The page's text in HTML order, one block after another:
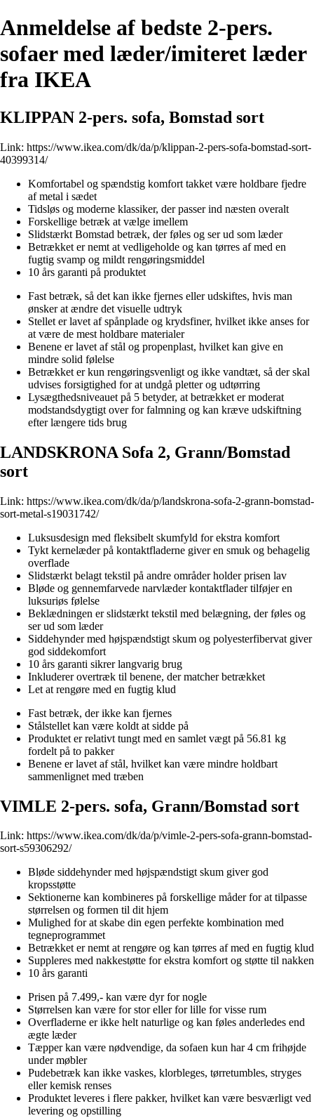
Anmeldelse af bedste 2-pers.
sofaer med læder/imiteret læder
fra IKEA
KLIPPAN 2-pers. sofa, Bomstad sort
Link: https://www.ikea.com/dk/da/p/klippan-2-pers-sofa-bomstad-sort-
40399314/
Komfortabel og spændstig komfort takket være holdbare fjedre
af metal i sædet
Tidsløs og moderne klassiker, der passer ind næsten overalt
Forskellige betræk at vælge imellem
Slidstærkt Bomstad betræk, der føles og ser ud som læder
Betrækket er nemt at vedligeholde og kan tørres af med en
fugtig svamp og mildt rengøringsmiddel
10 års garanti på produktet
Fast betræk, så det kan ikke fjernes eller udskiftes, hvis man
ønsker at ændre det visuelle udtryk
Stellet er lavet af spånplade og krydsfiner, hvilket ikke anses for
at være de mest holdbare materialer
Benene er lavet af stål og propenplast, hvilket kan give en
mindre solid følelse
Betrækket er kun rengøringsvenligt og ikke vandtæt, så der skal
udvises forsigtighed for at undgå pletter og udtørring
Lysægthedsniveauet på 5 betyder, at betrækket er moderat
modstandsdygtigt over for falmning og kan kræve udskiftning
efter længere tids brug
LANDSKRONA Sofa 2, Grann/Bomstad
sort
Link: https://www.ikea.com/dk/da/p/landskrona-sofa-2-grann-bomstad-
sort-metal-s19031742/
Luksusdesign med fleksibelt skumfyld for ekstra komfort
Tykt kernelæder på kontaktfladerne giver en smuk og behagelig
overflade
Slidstærkt belagt tekstil på andre områder holder prisen lav
Bløde og gennemfarvede narvlæder kontaktflader tilføjer en
luksuriøs følelse
Beklædningen er slidstærkt tekstil med belægning, der føles og
ser ud som læder
Siddehynder med højspændstigt skum og polyesterfibervat giver
god siddekomfort
10 års garanti sikrer langvarig brug
Inkluderer overtræk til benene, der matcher betrækket
Let at rengøre med en fugtig klud
Fast betræk, der ikke kan fjernes
Stålstellet kan være koldt at sidde på
Produktet er relativt tungt med en samlet vægt på 56.81 kg
fordelt på to pakker
Benene er lavet af stål, hvilket kan være mindre holdbart
sammenlignet med træben
VIMLE 2-pers. sofa, Grann/Bomstad sort
Link: https://www.ikea.com/dk/da/p/vimle-2-pers-sofa-grann-bomstad-
sort-s59306292/
Bløde siddehynder med højspændstigt skum giver god
kropsstøtte
Sektionerne kan kombineres på forskellige måder for at tilpasse
størrelsen og formen til dit hjem
Mulighed for at skabe din egen perfekte kombination med
tegneprogrammet
Betrækket er nemt at rengøre og kan tørres af med en fugtig klud
Suppleres med nakkestøtte for ekstra komfort og støtte til nakken
10 års garanti
Prisen på 7.499,- kan være dyr for nogle
Størrelsen kan være for stor eller for lille for visse rum
Overfladerne er ikke helt naturlige og kan føles anderledes end
ægte læder
Tæpper kan være nødvendige, da sofaen kun har 4 cm frihøjde
under møbler
Pudebetræk kan ikke vaskes, klorbleges, tørretumbles, stryges
eller kemisk renses
Produktet leveres i flere pakker, hvilket kan være besværligt ved
levering og opstilling